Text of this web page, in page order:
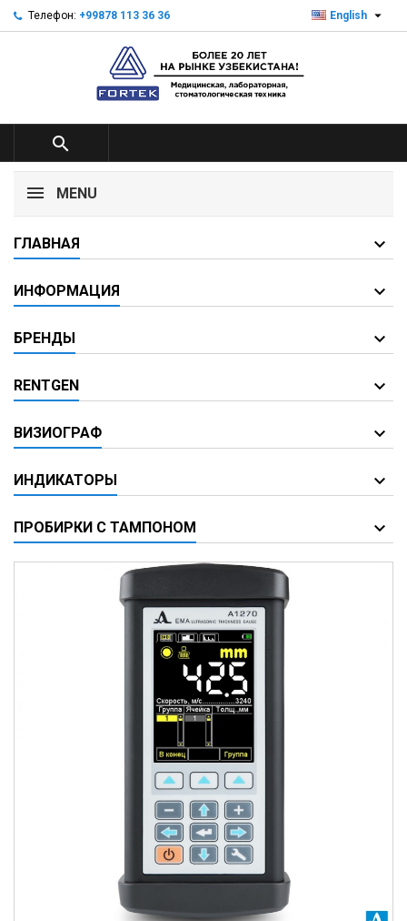
Телефон: +99878 113 36 36 English 

MENU
ГЛАВНАЯ
ИНФОРМАЦИЯ
БРЕНДЫ
RENTGEN
ВИЗИОГРАФ
ИНДИКАТОРЫ
ПРОБИРКИ С ТАМПОНОМ